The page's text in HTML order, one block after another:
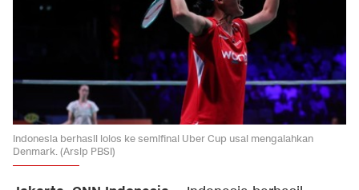
Indonesia berhasil lolos ke semifinal Uber Cup usai mengalahkan
Denmark. (Arsip PBSI)